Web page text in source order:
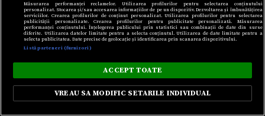
Măsurarea performanței reclamelor. Utilizarea profilurilor pentru selectarea conținutului
personalizat. Stocarea și/sau accesarea informațiilor de pe un dispozitiv. Dezvoltarea și îmbunătățirea
serviciilor. Crearea profilurilor de conținut personalizat. Utilizarea profilurilor pentru selectarea
publicității personalizate. Crearea profilurilor pentru publicitate personalizată. Măsurarea
performanței conținutului. Înțelegerea publicului prin statistici sau combinații de date din surse
diferite. Utilizarea datelor limitate pentru a selecta conținutul. Utilizarea de date limitate pentru a
selecta publicitatea. Date precise de geolocație și identificarea prin scanarea dispozitivului.
Listă parteneri (furnizori)
ACCEPT TOATE
VREAU SA MODIFIC SETARILE INDIVIDUAL